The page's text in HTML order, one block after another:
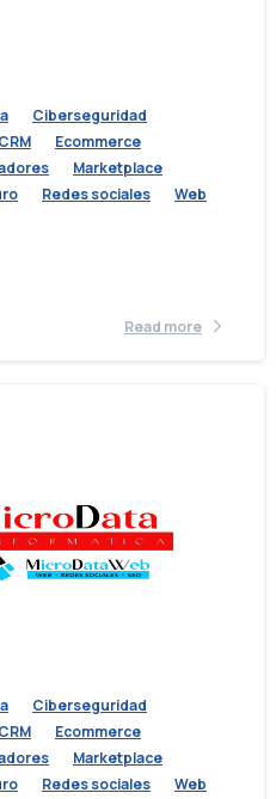
Ciberseguridad
CRM
Ecommerce
Marketplace
Redes sociales
Web
Read more
Ciberseguridad
CRM
Ecommerce
Marketplace
Redes sociales
Web